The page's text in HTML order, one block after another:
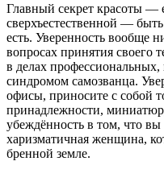
Главный секрет красоты —
сверхъестественной —
есть. Уверенность вообще
вопросах принятия своего
в делах
синдромом самозванца.
офисы, приносите с собой
принадлежности,
убеждённость в том, что вы
харизматичная женщина,
бренной земле.